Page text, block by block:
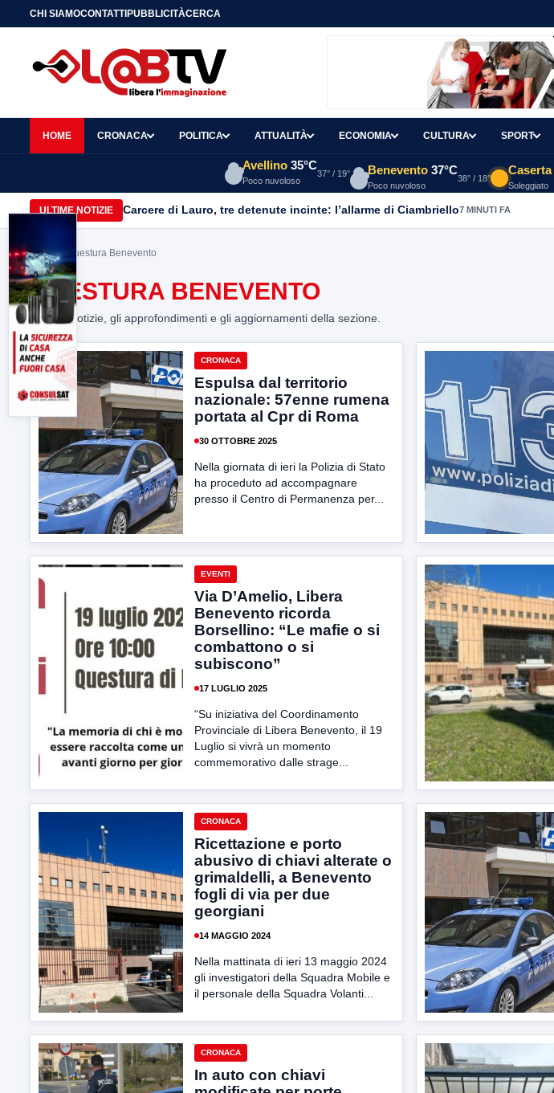
CHI SIAMOCONTATTIPUBBLICITÀCERCA
HOME CRONACA POLITICA ATTUALITÀ ECONOMIA CULTURA SPORT
Avellino 35°C
Poco nuvoloso
37° / 19° Benevento 37°C
Poco nuvoloso
38° / 18°
Caserta
Soleggiato
ULTIME NOTIZIE Carcere di Lauro, tre detenute incinte: l’allarme di Ciambriello7 MINUTI FA
Home> Questura Benevento
QUESTURA BENEVENTO
Tutte le notizie, gli approfondimenti e gli aggiornamenti della sezione.
CRONACA
Espulsa dal territorio
nazionale: 57enne rumena
portata al Cpr di Roma
30 OTTOBRE 2025
Nella giornata di ieri la Polizia di Stato
ha proceduto ad accompagnare
presso il Centro di Permanenza per...
EVENTI
Via D’Amelio, Libera
Benevento ricorda
Borsellino: “Le mafie o si
combattono o si
subiscono”
17 LUGLIO 2025
“Su iniziativa del Coordinamento
Provinciale di Libera Benevento, il 19
Luglio si vivrà un momento
commemorativo dalle strage...
CRONACA
Ricettazione e porto
abusivo di chiavi alterate o
grimaldelli, a Benevento
fogli di via per due
georgiani
14 MAGGIO 2024
Nella mattinata di ieri 13 maggio 2024
gli investigatori della Squadra Mobile e
il personale della Squadra Volanti...
CRONACA
In auto con chiavi